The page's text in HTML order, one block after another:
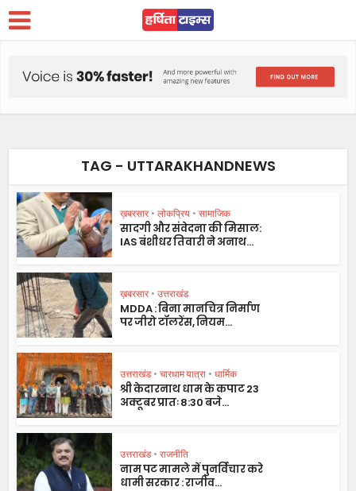
TAG - UTTARAKHANDNEWS
ख़बरसार • लोकप्रिय • सामाजिक
सादगी और संवेदना की मिसाल:
IAS बंशीधर तिवारी ने अनाथ...
ख़बरसार • उत्तराखंड
MDDA : बिना मानचित्र निर्माण
पर जीरो टॉलरेंस, नियम...
उत्तराखंड • चारधाम यात्रा • धार्मिक
श्री केदारनाथ धाम के कपाट 23
अक्टूबर प्रातः 8:30 बजे...
उत्तराखंड • राजनीति
नाम पट मामले में पुनर्विचार करे
धामी सरकार : राजीव...